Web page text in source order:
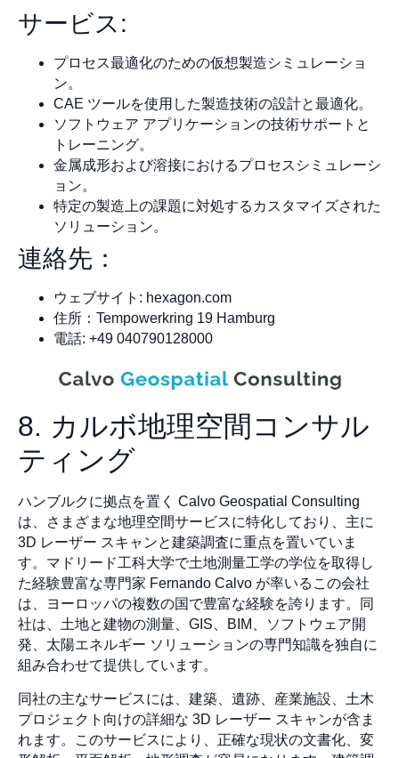
サービス:
プロセス最適化のための仮想製造シミュレーショ
ン。
CAE ツールを使用した製造技術の設計と最適化。
ソフトウェア アプリケーションの技術サポートと
トレーニング。
金属成形および溶接におけるプロセスシミュレーシ
ョン。
特定の製造上の課題に対処するカスタマイズされた
ソリューション。
連絡先：
ウェブサイト: hexagon.com
住所：Tempowerkring 19 Hamburg
電話: +49 040790128000
8. カルボ地理空間コンサル
ティング
ハンブルクに拠点を置く Calvo Geospatial Consulting
は、さまざまな地理空間サービスに特化しており、主に
3D レーザー スキャンと建築調査に重点を置いていま
す。マドリード工科大学で土地測量工学の学位を取得し
た経験豊富な専門家 Fernando Calvo が率いるこの会社
は、ヨーロッパの複数の国で豊富な経験を誇ります。同
社は、土地と建物の測量、GIS、BIM、ソフトウェア開
発、太陽エネルギー ソリューションの専門知識を独自に
組み合わせて提供しています。
同社の主なサービスには、建築、遺跡、産業施設、土木
プロジェクト向けの詳細な 3D レーザー スキャンが含ま
れます。このサービスにより、正確な現状の文書化、変